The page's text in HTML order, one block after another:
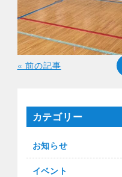
« 前の記事
カテゴリー
お知らせ
イベント